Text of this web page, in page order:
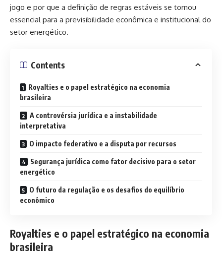
jogo e por que a definição de regras estáveis se tornou
essencial para a previsibilidade econômica e institucional do
setor energético.
Contents
Royalties e o papel estratégico na economia
brasileira
A controvérsia jurídica e a instabilidade
interpretativa
O impacto federativo e a disputa por recursos
Segurança jurídica como fator decisivo para o setor
energético
O futuro da regulação e os desafios do equilíbrio
econômico
Royalties e o papel estratégico na economia
brasileira